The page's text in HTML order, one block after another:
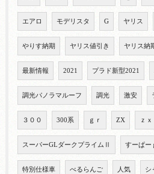
エアロ モデリスタ G ヤリス
やりす納期 ヤリス値引き ヤリス納
最新情報 2021 プラド新型2021
調光パノラマルーフ 調光 激安
３００ 300系 ｇｒ ZX ｚｘ
スーパーGLダークプライムⅡ すーぱー
特別仕様車 べるらんご 人気 シ